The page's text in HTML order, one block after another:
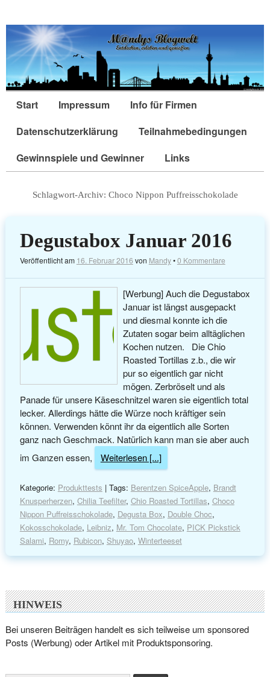
Start Impressum
Info für Firmen
Datenschutzerklärung
Teilnahmebedingungen
Gewinnspiele und Gewinner
Links
Schlagwort-Archiv: Choco Nippon Puffreisschokolade
Degustabox Januar 2016
Veröffentlicht am 16. Februar 2016 von Mandy•0 Kommentare
[Werbung] Auch die Degustabox
Januar ist längst ausgepackt
und diesmal konnte ich die
Zutaten sogar beim alltäglichen
Kochen nutzen. Die Chio
Roasted Tortillas z.b., die wir
pur so eigentlich gar nicht
mögen. Zerbröselt und als
Panade für unsere Käseschnitzel waren sie eigentlich total
lecker. Allerdings hätte die Würze noch kräftiger sein
können. Verwenden könnt ihr da eigentlich alle Sorten
ganz nach Geschmack. Natürlich kann man sie aber auch
im Ganzen essen,
Weiterlesen [...]
Kategorie: Produkttests | Tags: Berentzen SpiceApple, Brandt
Knusperherzen, Chilia Teefilter, Chio Roasted Tortillas, Choco
Nippon Puffreisschokolade, Degusta Box, Double Choc,
Kokosschokolade, Leibniz, Mr. Tom Chocolate, PICK Pickstick
Salami, Romy, Rubicon, Shuyao, Winterteeset
HINWEIS
Bei unseren Beiträgen handelt es sich teilweise um sponsored
Posts (Werbung) oder Artikel mit Produktsponsoring.